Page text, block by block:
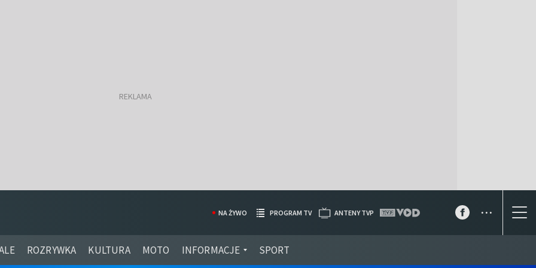
ROZRYWKA KULTURA MOTO INFORMACJE SPORT
NA ŻYWO PROGRAM TV ANTENY TVP ...